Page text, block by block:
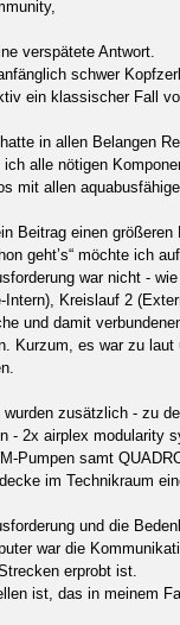
verspätete Antwort.
schwer
ein klassischer Fall
in allen Belangen
ich alle nötigen
mit allen
Beitrag einen
geht’s“ möchte ich
war nicht -
Intern), Kreislauf 2
und damit
Kurzum, es war zu
wurden zusätzlich - zu
- 2x airplex modularity
Pumpen samt
im Technikraum
und die
war die
erprobt ist.
ist, das in meinem